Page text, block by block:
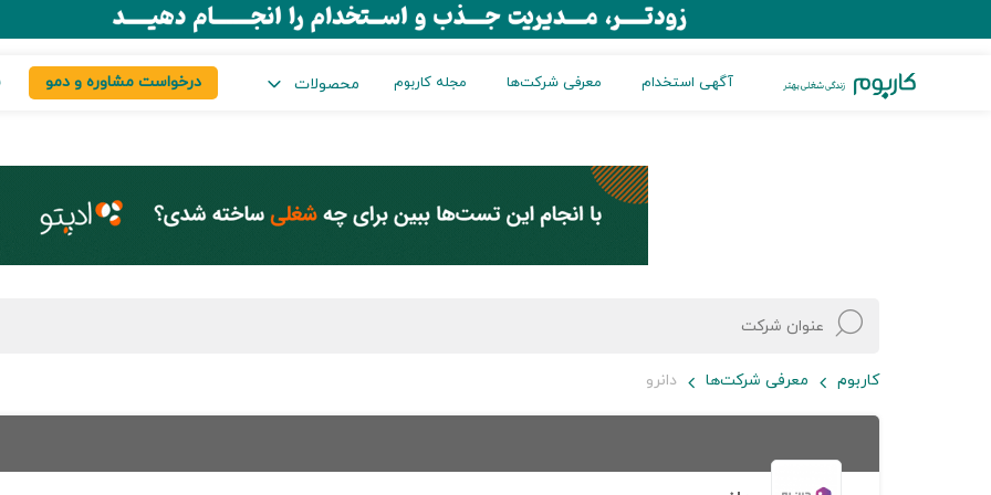
آگهی استخدام معرفی شرکت‌ها مجله کاربوم محصولات درخواست مشاوره و دمو
کاربوم معرفی شرکت‌ها دانرو